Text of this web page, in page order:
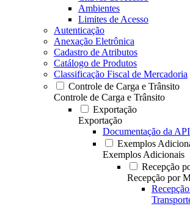
Ambientes
Limites de Acesso
Autenticação
Anexação Eletrônica
Cadastro de Atributos
Catálogo de Produtos
Classificação Fiscal de Mercadoria
Controle de Carga e Trânsito
Controle de Carga e Trânsito
Exportação
Exportação
Documentação da API
Exemplos
Exemplos Adicionais
Recepção
Recepção por